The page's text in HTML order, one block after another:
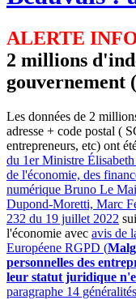
ALERTE
2 millions
gouvernement
Les données de 2
adresse + code postal (
entrepreneurs, etc) ont
du 1er Ministre
de l'économie, des
numérique Bruno Le
Dupond-Moretti, Marc
232 du 19 juillet 2022
l'économie avec avis de
Européene RGPD (
personnelles des
leur statut juridique
paragraphe 14 généralités